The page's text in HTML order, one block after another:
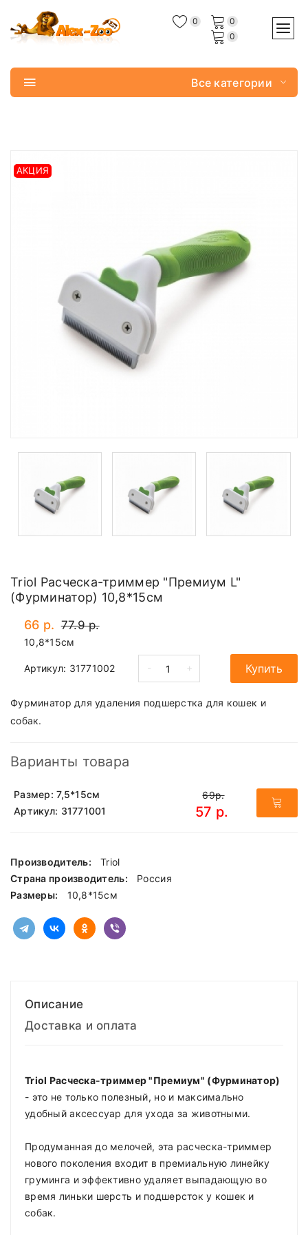
0
0
0
Все категории
АКЦИЯ
Triol Расческа-триммер "Премиум L"
(Фурминатор) 10,8*15см
66 р. 77.9 р.
10,8*15см
Артикул: 31771002 - + Купить
Фурминатор для удаления подшерстка для кошек и
собак.
Варианты товара
Размер: 7,5*15см
Артикул: 31771001
69р.
57 р.
Производитель:
Triol
Страна производитель:
Россия
Размеры:
10,8*15см
Описание
Доставка и оплата
Triol Расческа-триммер "Премиум" (Фурминатор)
- это не только полезный, но и максимально
удобный аксессуар для ухода за животными.
Продуманная до мелочей, эта расческа-триммер
нового поколения входит в премиальную линейку
груминга и эффективно удаляет выпадающую во
время линьки шерсть и подшерсток у кошек и
собак.